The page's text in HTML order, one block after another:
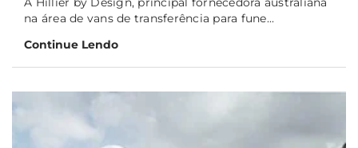
na área de vans de transferência para fune...
Continue Lendo